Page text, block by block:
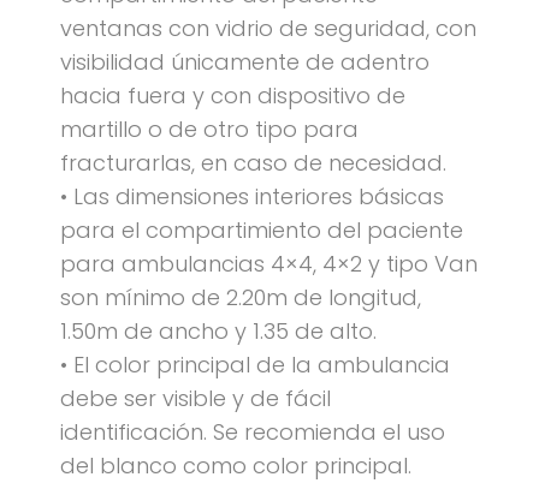
ventanas con vidrio de seguridad, con
visibilidad únicamente de adentro
hacia fuera y con dispositivo de
martillo o de otro tipo para
fracturarlas, en caso de necesidad.
• Las dimensiones interiores básicas
para el compartimiento del paciente
para ambulancias 4×4, 4×2 y tipo Van
son mínimo de 2.20m de longitud,
1.50m de ancho y 1.35 de alto.
• El color principal de la ambulancia
debe ser visible y de fácil
identificación. Se recomienda el uso
del blanco como color principal.